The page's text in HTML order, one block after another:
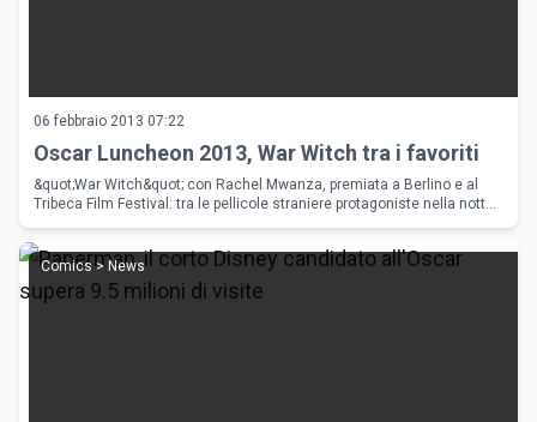
06 febbraio 2013 07:22
Oscar Luncheon 2013, War Witch tra i favoriti
&quot;War Witch&quot; con Rachel Mwanza, premiata a Berlino e al
Tribeca Film Festival: tra le pellicole straniere protagoniste nella notte
Comics > News